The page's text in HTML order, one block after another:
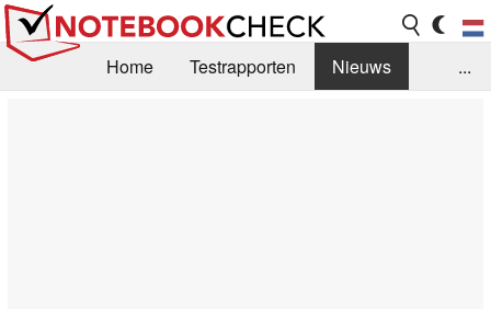
Home Testrapporten
Nieuws
...